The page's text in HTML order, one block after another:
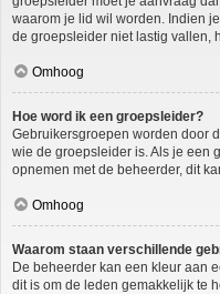
waarom je lid wil worden. Indien
de groepsleider niet lastig vallen,
Omhoog
Hoe word ik een groepsleider?
Gebruikersgroepen worden door
wie de groepsleider is. Als je een
opnemen met de beheerder, dit
Omhoog
Waarom staan verschillende
De beheerder kan een kleur aan
dit is om de leden gemakkelijk te